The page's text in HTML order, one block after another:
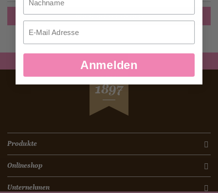
Ein Konto erstellen
SEIT
1897
Produkte
Onlineshop
Unternehmen
Email
Anmelden